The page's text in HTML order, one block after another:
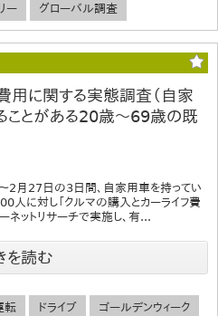
ー グローバル調査
用に関する実態調査（自家
ことがある20歳～69歳の既
2月27日の3日間、自家用車を持ってい
に対し「クルマの購入とカーライフ費
ットリサーチで実施し、有...
を読む
転 ドライブ ゴールデンウィーク